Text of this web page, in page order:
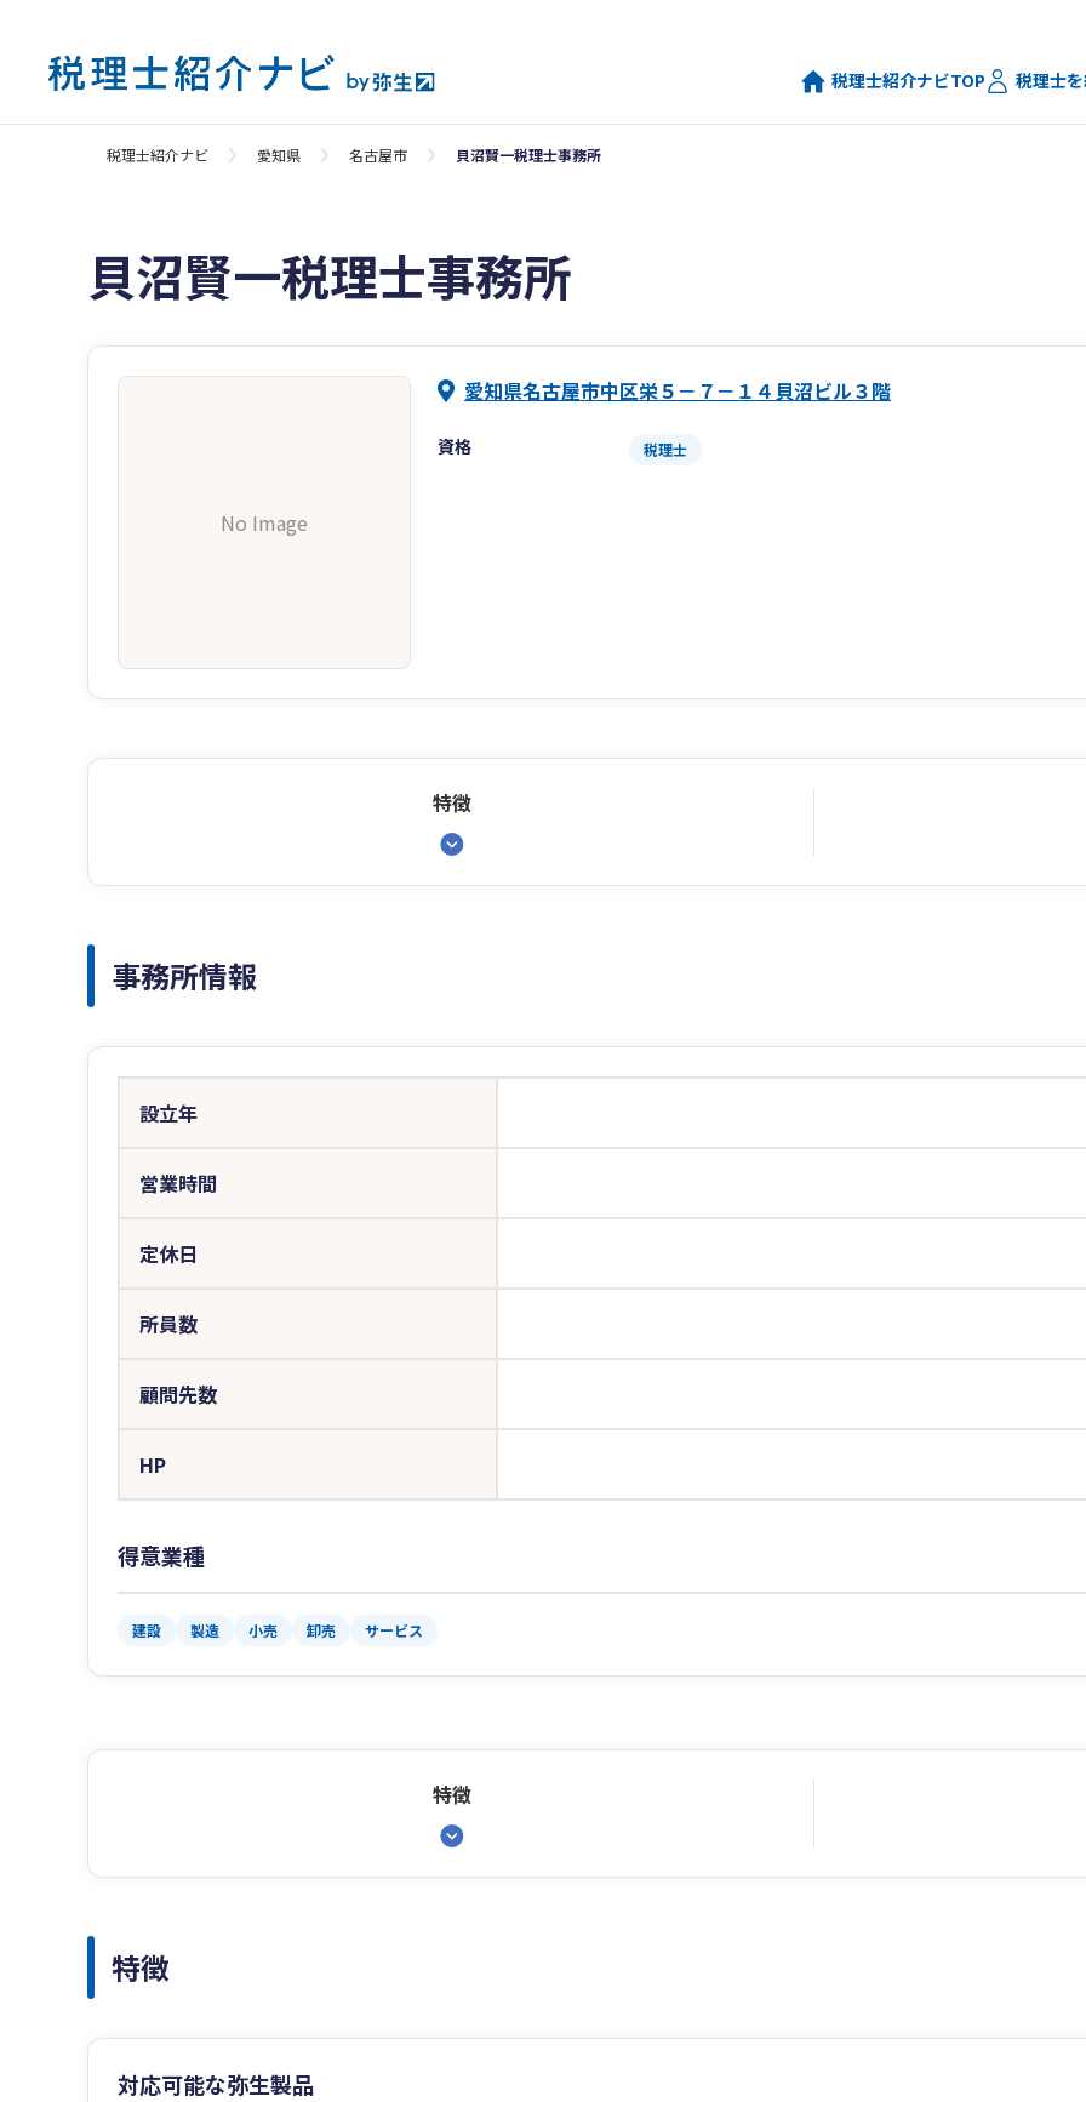
税理士紹介ナビTOP 税理士
税理士紹介ナビ 愛知県 名古屋市 貝沼賢一税理士事務所
貝沼賢一税理士事務所
No Image
愛知県名古屋市中区栄５－７－１４貝沼ビル３階
資格 税理士
特徴
事務所情報
設立年
営業時間
定休日
所員数
顧問先数
HP
得意業種
建設 製造 小売 卸売 サービス
特徴
特徴
対応可能な弥生製品